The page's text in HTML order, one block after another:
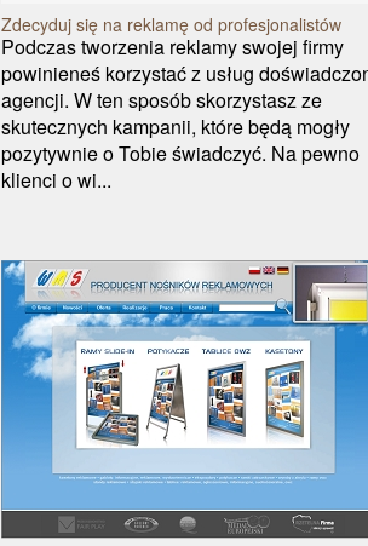
Zdecyduj się na reklamę od profesjonalistów
Podczas tworzenia reklamy swojej firmy
powinieneś korzystać z usług
agencji. W ten sposób skorzystasz ze
skutecznych kampanii, które będą mogły
pozytywnie o Tobie świadczyć. Na pewno
klienci o wi...